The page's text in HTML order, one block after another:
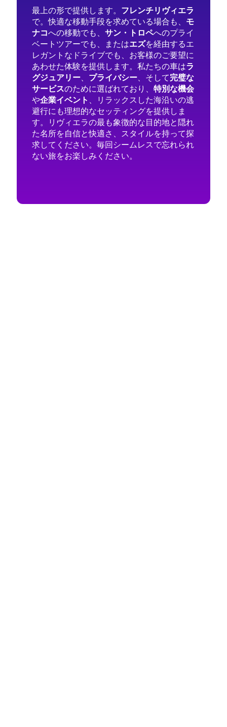
最上の形で提供します。 フレンチリヴィエラ
で。快適な移動手段を求めている場合も、 モ
ナコへの移動でも、 サン・トロペへのプライ
ベートツアーでも、またはエズを経由するエ
レガントなドライブでも、お客様のご要望に
あわせた体験を提供します。私たちの車はラ
グジュアリー、 プライバシー、そして完璧な
サービスのために選ばれており、 特別な機会
や企業イベント 、リラックスした海沿いの逃
避行にも理想的なセッティングを提供しま
す。リヴィエラの最も象徴的な目的地と隠れ
た名所を自信と快適さ、スタイルを持って探
求してください。毎回シームレスで忘れられ
ない旅をお楽しみください。